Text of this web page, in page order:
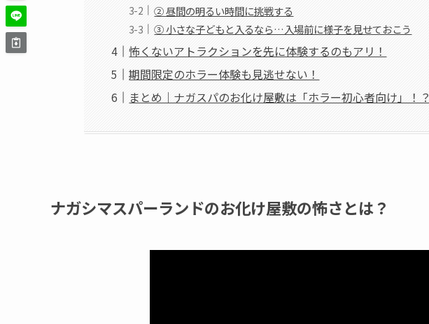
② 昼間の明るい時間に挑戦する
③ 小さな子どもと入るなら…入場前に様子を見せておこう
怖くないアトラクションを先に体験するのもアリ！
期間限定のホラー体験も見逃せない！
まとめ｜ナガスパのお化け屋敷は「ホラー初心者向け」！？
ナガシマスパーランドのお化け屋敷の怖さとは？